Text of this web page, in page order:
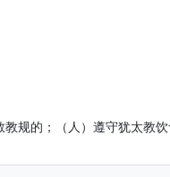
规的；（人）遵守犹太教饮